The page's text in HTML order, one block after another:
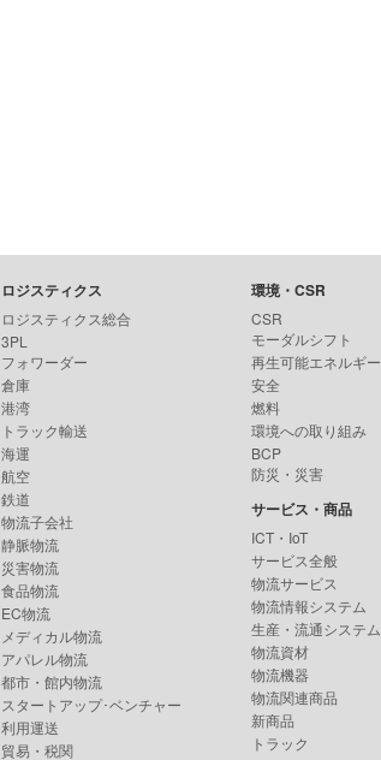
ロジスティクス
ロジスティクス総合
3PL
フォワーダー
倉庫
港湾
トラック輸送
海運
航空
鉄道
物流子会社
静脈物流
災害物流
食品物流
EC物流
メディカル物流
アパレル物流
都市・館内物流
スタートアップ･ベンチャー
利用運送
貿易・税関
環境・CSR
CSR
モーダルシフト
再生可能エネルギー
安全
燃料
環境への取り組み
BCP
防災・災害
サービス・商品
ICT・IoT
サービス全般
物流サービス
物流情報システム
生産・流通システム
物流資材
物流機器
物流関連商品
新商品
トラック